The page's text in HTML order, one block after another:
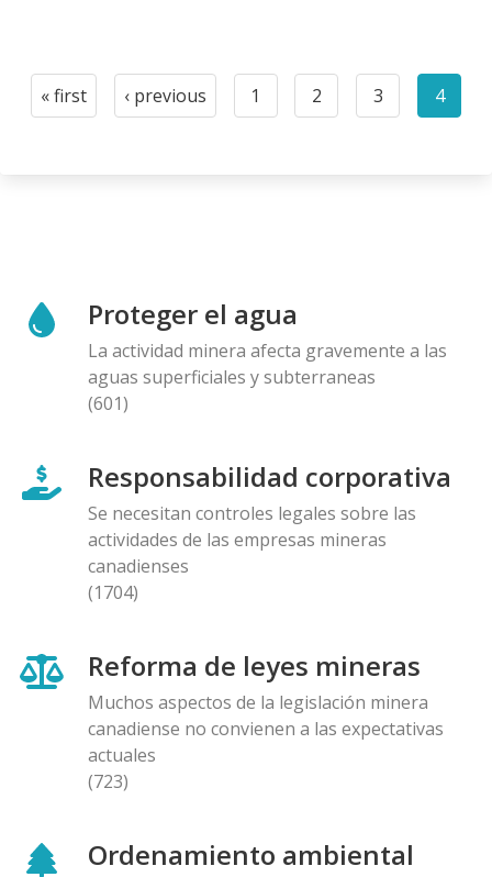
Paginación
First
« first
Previous
‹ previous
Page
1
Page
2
Page
3 4
Proteger el agua
La actividad minera afecta gravemente a las
aguas superficiales y subterraneas
(601)
Responsabilidad corporativa
Se necesitan controles legales sobre las
actividades de las empresas mineras
canadienses
(1704)
Reforma de leyes mineras
Muchos aspectos de la legislación minera
canadiense no convienen a las expectativas
actuales
(723)
Ordenamiento ambiental